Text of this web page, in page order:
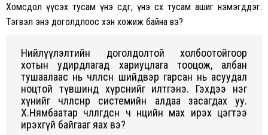
Хомсдол үүсэх тусам үнэ өсдөг, үнэ өсөх тусам ашиг нэмэгддэг.
Тэгвэл энэ доголдлоос хэн хожиж байна вэ?
Нийлүүлэлтийн доголдолтой холбоотойгоор
хотын удирдлагад хариуцлага тооцож, албан
тушаалаас нь чөлөөлсөн шийдвэр гарсан нь асуудал
ноцтой түвшинд хүрснийг илтгэнэ. Гэхдээ нэг
хүнийг чөлөөлснөөр системийн алдаа засагдах уу.
Х.Нямбаатар чөлөөлөгдсөн ч нөөцийн мах ирэх цэгтээ
ирэхгүй байгааг яах вэ?